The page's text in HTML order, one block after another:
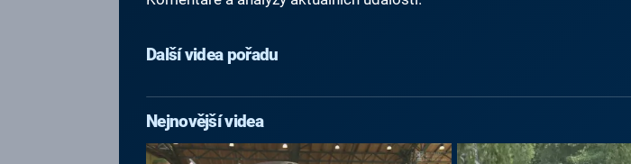
Další videa pořadu
Nejnovější videa